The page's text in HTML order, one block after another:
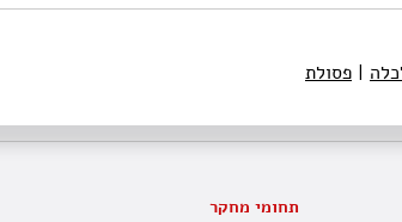
| פסולת
תחומי מחקר